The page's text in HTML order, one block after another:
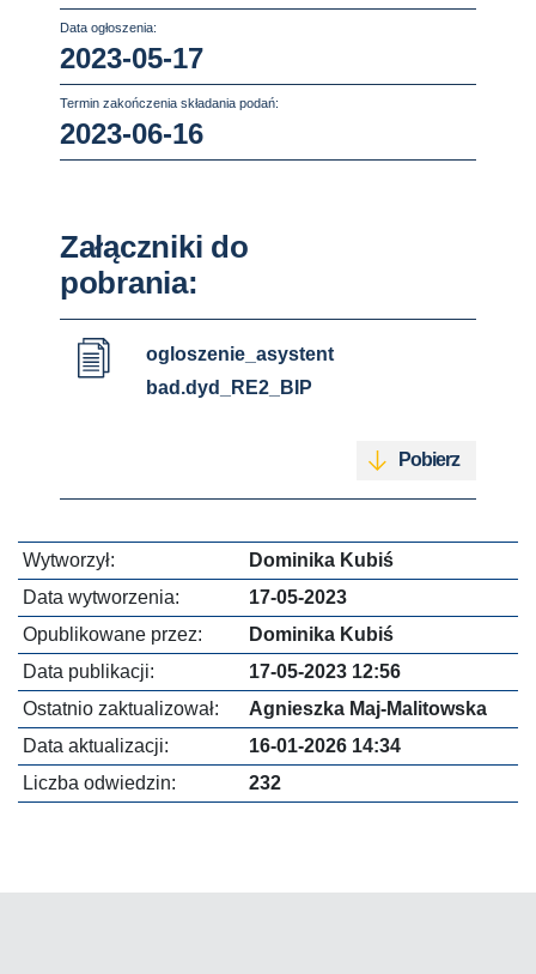
Data ogłoszenia:
2023-05-17
Termin zakończenia składania podań:
2023-06-16
Załączniki do
pobrania:
ogloszenie_asystent
bad.dyd_RE2_BIP
Pobierz
Wytworzył:
Dominika Kubiś
Data wytworzenia:
17-05-2023
Opublikowane przez:
Dominika Kubiś
Data publikacji:
17-05-2023 12:56
Ostatnio zaktualizował:
Agnieszka Maj-Malitowska
Data aktualizacji:
16-01-2026 14:34
Liczba odwiedzin:
232